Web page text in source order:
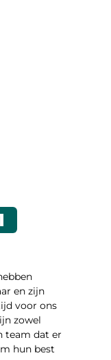
en zijn
voor ons
zowel
team dat er
hun best